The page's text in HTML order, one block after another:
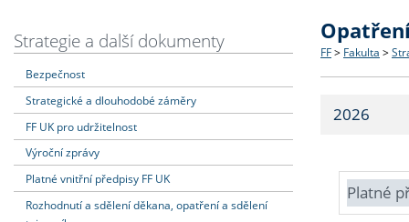
Dozvědět se více
Struktura
Strategie
Fakultní
Podat přihlášku
Co
Učitelské
Dozvědět se více
Dozvědět se více
O vědě a
Dozvědět se více
Aktuální
Strategie a další dokumenty
Bezpečnost
Strategické a dlouhodobé záměry
FF UK pro udržitelnost
Výroční zprávy
Platné vnitřní předpisy FF UK
Rozhodnutí a sdělení děkana, opatření a sdělení
FF > Fakulta >
2026
Platné